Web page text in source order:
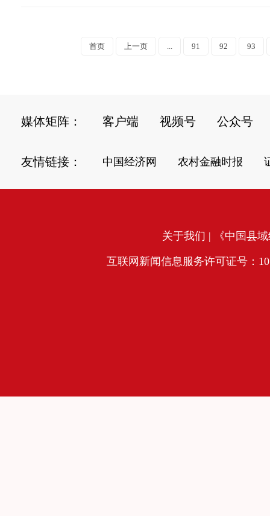
首页 上一页 ... 91 92 93
媒体矩阵： 客户端 视频号 公众号
友情链接： 中国经济网 农村金融时报
关于我们 | 《中国县
互联网新闻信息服务许可证号：